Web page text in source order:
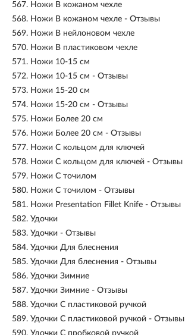
567. Ножи В кожаном чехле
568. Ножи В кожаном чехле - Отзывы
569. Ножи В нейлоновом чехле
570. Ножи В пластиковом чехле
571. Ножи 10-15 см
572. Ножи 10-15 см - Отзывы
573. Ножи 15-20 см
574. Ножи 15-20 см - Отзывы
575. Ножи Более 20 см
576. Ножи Более 20 см - Отзывы
577. Ножи С кольцом для ключей
578. Ножи С кольцом для ключей - Отзывы
579. Ножи С точилом
580. Ножи С точилом - Отзывы
581. Ножи Presentation Fillet Knife - Отзывы
582. Удочки
583. Удочки - Отзывы
584. Удочки Для блеснения
585. Удочки Для блеснения - Отзывы
586. Удочки Зимние
587. Удочки Зимние - Отзывы
588. Удочки С пластиковой ручкой
589. Удочки С пластиковой ручкой - Отзывы
590. Удочки С пробковой ручкой